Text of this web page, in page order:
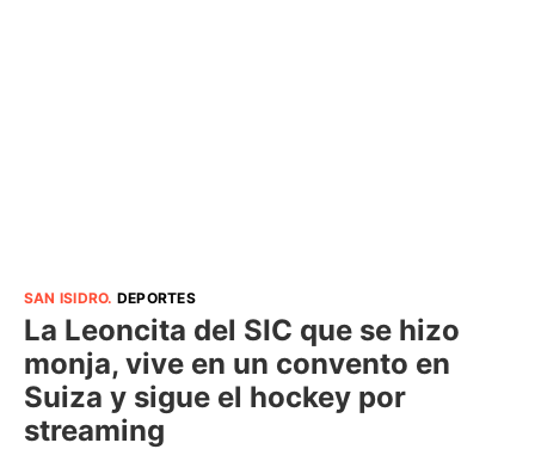
SAN ISIDRO. DEPORTES
La Leoncita del SIC que se hizo
monja, vive en un convento en
Suiza y sigue el hockey por
streaming